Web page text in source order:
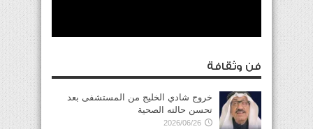
فن وثقافة
خروج شادي الخليج من المستشفى بعد
تحسن حالته الصحية
2026/06/26